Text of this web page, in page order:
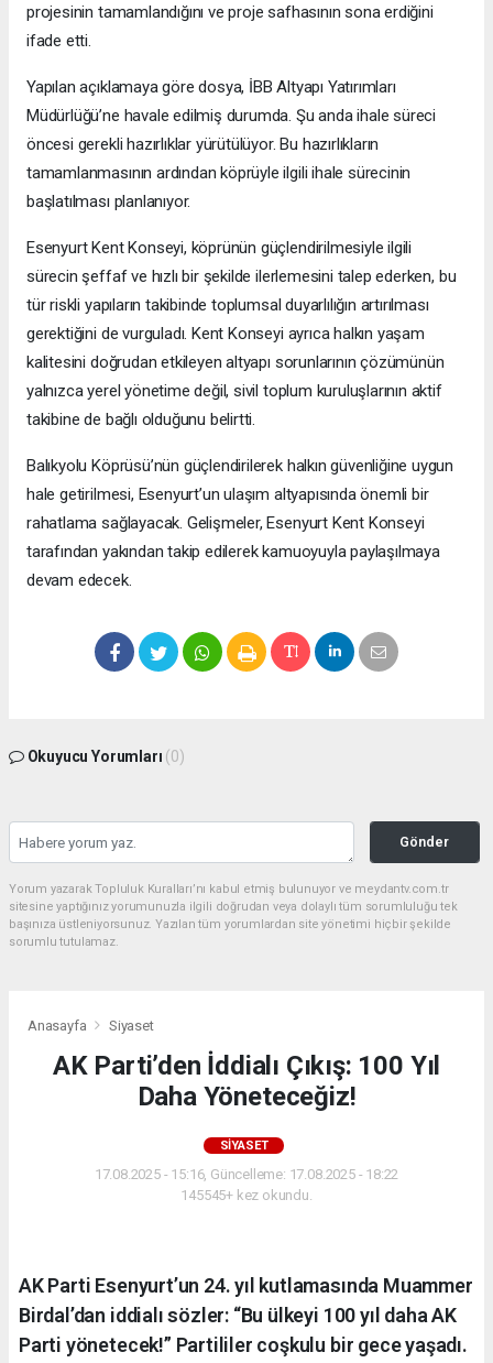
projesinin tamamlandığını ve proje safhasının sona erdiğini
ifade etti.
Yapılan açıklamaya göre dosya, İBB Altyapı Yatırımları
Müdürlüğü’ne havale edilmiş durumda. Şu anda ihale süreci
öncesi gerekli hazırlıklar yürütülüyor. Bu hazırlıkların
tamamlanmasının ardından köprüyle ilgili ihale sürecinin
başlatılması planlanıyor.
Esenyurt Kent Konseyi, köprünün güçlendirilmesiyle ilgili
sürecin şeffaf ve hızlı bir şekilde ilerlemesini talep ederken, bu
tür riskli yapıların takibinde toplumsal duyarlılığın artırılması
gerektiğini de vurguladı. Kent Konseyi ayrıca halkın yaşam
kalitesini doğrudan etkileyen altyapı sorunlarının çözümünün
yalnızca yerel yönetime değil, sivil toplum kuruluşlarının aktif
takibine de bağlı olduğunu belirtti.
Balıkyolu Köprüsü’nün güçlendirilerek halkın güvenliğine uygun
hale getirilmesi, Esenyurt’un ulaşım altyapısında önemli bir
rahatlama sağlayacak. Gelişmeler, Esenyurt Kent Konseyi
tarafından yakından takip edilerek kamuoyuyla paylaşılmaya
devam edecek.
Okuyucu Yorumları (0)
Gönder
Yorum yazarak Topluluk Kuralları’nı kabul etmiş bulunuyor ve meydantv.com.tr
sitesine yaptığınız yorumunuzla ilgili doğrudan veya dolaylı tüm sorumluluğu tek
başınıza üstleniyorsunuz. Yazılan tüm yorumlardan site yönetimi hiçbir şekilde
sorumlu tutulamaz.
Anasayfa Siyaset
AK Parti’den İddialı Çıkış: 100 Yıl
Daha Yöneteceğiz!
SIYASET
17.08.2025 - 15:16, Güncelleme: 17.08.2025 - 18:22
145545+ kez okundu.
AK Parti Esenyurt’un 24. yıl kutlamasında Muammer
Birdal’dan iddialı sözler: “Bu ülkeyi 100 yıl daha AK
Parti yönetecek!” Partililer coşkulu bir gece yaşadı.